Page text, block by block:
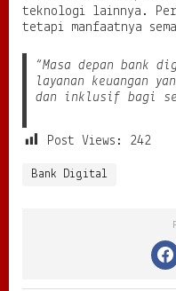
teknologi lainnya.
tetapi manfaatnya
“Masa depan bank
layanan keuangan
dan inklusif bagi
Post Views: 242
Bank Digital